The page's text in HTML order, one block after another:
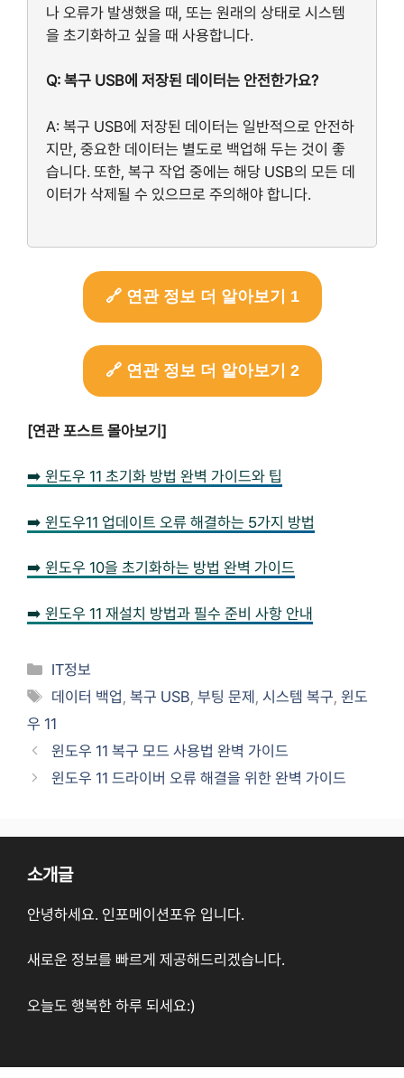
나 오류가 발생했을 때, 또는 원래의 상태로 시스템
을 초기화하고 싶을 때 사용합니다.
Q: 복구 USB에 저장된 데이터는 안전한가요?
A: 복구 USB에 저장된 데이터는 일반적으로 안전하
지만, 중요한 데이터는 별도로 백업해 두는 것이 좋
습니다. 또한, 복구 작업 중에는 해당 USB의 모든 데
이터가 삭제될 수 있으므로 주의해야 합니다.
🔗 연관 정보 더 알아보기 1
🔗 연관 정보 더 알아보기 2
[연관 포스트 몰아보기]
➡️ 윈도우 11 초기화 방법 완벽 가이드와 팁
➡️ 윈도우11 업데이트 오류 해결하는 5가지 방법
➡️ 윈도우 10을 초기화하는 방법 완벽 가이드
➡️ 윈도우 11 재설치 방법과 필수 준비 사항 안내
Categories
IT정보
Tags
데이터 백업 ,복구 USB ,부팅 문제 ,시스템 복구 ,윈도
우 11
윈도우 11 복구 모드 사용법 완벽 가이드
윈도우 11 드라이버 오류 해결을 위한 완벽 가이드
소개글
안녕하세요. 인포메이션포유 입니다.
새로운 정보를 빠르게 제공해드리겠습니다.
오늘도 행복한 하루 되세요:)